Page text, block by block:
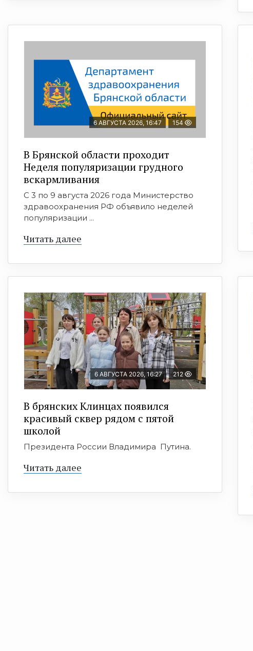
6 АВГУСТА 2026, 16:47 154
В Брянской области проходит
Неделя популяризации грудного
вскармливания
С 3 по 9 августа 2026 года Министерство
здравоохранения РФ объявило неделей
популяризации ...
Читать далее
6 АВГУСТА 2026, 16:27 212
В брянских Клинцах появился
красивый сквер рядом с пятой
школой
Президента России Владимира Путина.
Читать далее